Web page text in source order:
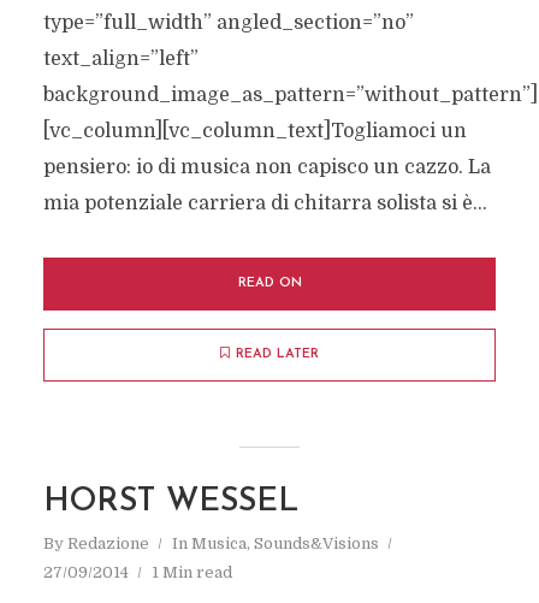
type=”full_width” angled_section=”no”
text_align=”left”
background_image_as_pattern=”without_pattern”]
[vc_column][vc_column_text]Togliamoci un
pensiero: io di musica non capisco un cazzo. La
mia potenziale carriera di chitarra solista si è...
READ ON
READ LATER
HORST WESSEL
By Redazione In Musica, Sounds&Visions
27/09/2014
1 Min read